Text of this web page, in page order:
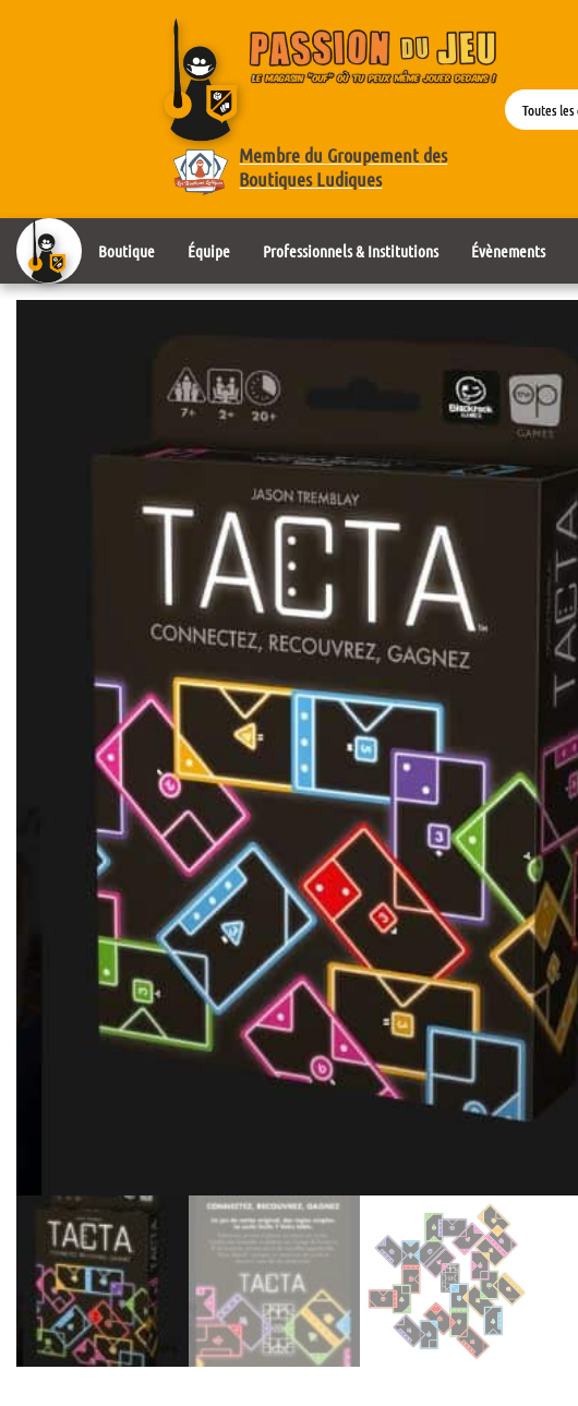
Membre du Groupement des
Boutiques Ludiques
Search
Boutique Équipe Professionnels & Institutions Évènements